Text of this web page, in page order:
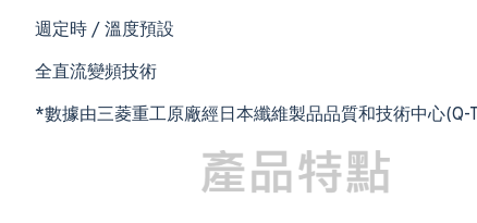
週定時 / 溫度預設
全直流變頻技術
*數據由三菱重工原廠經日本纖維製品品質和技術中心(Q-